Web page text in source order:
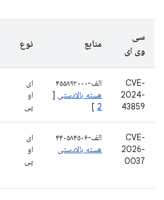
سی
وی ای
منابع نوع
CVE-
2024-
43859
الف-۴۵۵۸۹۲۰۰۰
هسته بالادستی [
2
]
ای
او
پی
CVE-
2026-
0037
الف-۴۴۰۵۸۴۵۰۶
هسته بالادستی
ای
او
پی